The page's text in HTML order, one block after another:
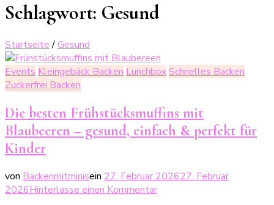
Schlagwort: Gesund
Startseite /Gesund
Events Kleingebäck Backen LunchboxSchnelles Backen
Zuckerfrei Backen
Die besten Frühstücksmuffins mit
Blaubeeren – gesund, einfach & perfekt für
Kinder
von Backenmitminisein 27. Februar 202627. Februar
2026Hinterlasse einen Kommentarzu